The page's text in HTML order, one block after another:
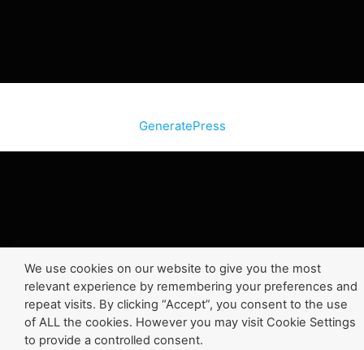
GeneratePress
We use cookies on our website to give you the most
relevant experience by remembering your preferences and
repeat visits. By clicking “Accept”, you consent to the use
of ALL the cookies. However you may visit Cookie Settings
to provide a controlled consent.